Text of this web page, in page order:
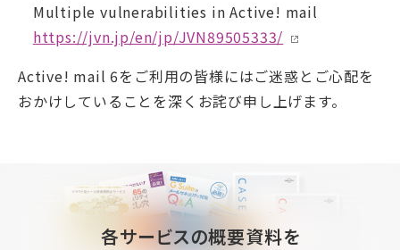
Multiple vulnerabilities in Active! mail
https://jvn.jp/en/jp/JVN89505333/
Active! mail 6をご利用の皆様にはご迷惑とご心配を
おかけしていることを深くお詫び申し上げます。
各サービスの概要資料を